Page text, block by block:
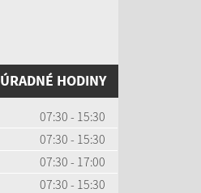
ÚRADNÉ HODINY
07:30 - 15:30
07:30 - 15:30
07:30 - 17:00
07:30 - 15:30